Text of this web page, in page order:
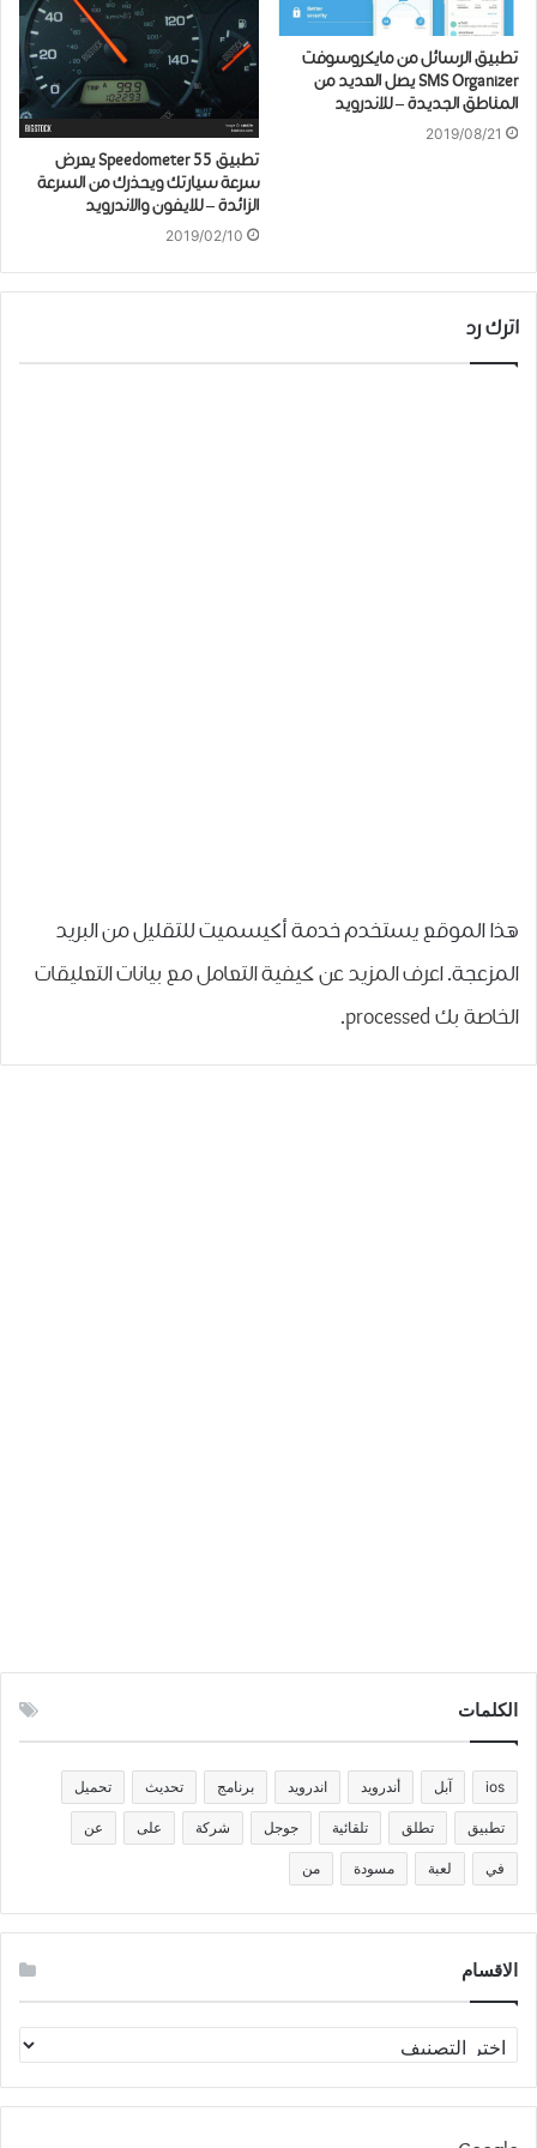
تطبيق الرسائل من مايكروسوفت
SMS Organizer يصل العديد من
المناطق الجديدة – للاندرويد
2019/08/21
تطبيق Speedometer 55 يعرض
سرعة سيارتك ويحذرك من السرعة
الزائدة – للايفون والاندرويد
2019/02/10
اترك رد
هذا الموقع يستخدم خدمة أكيسميت للتقليل من البريد
المزعجة.اعرف المزيد عن كيفية التعامل مع بيانات التعليقات
الخاصة بك processed
.
الكلمات
ios آبل أندرويد اندرويد برنامج تحديث تحميل
تطبيق تطلق تلقائية جوجل شركة على عن
في لعبة مسودة من
الاقسام
الاقسام